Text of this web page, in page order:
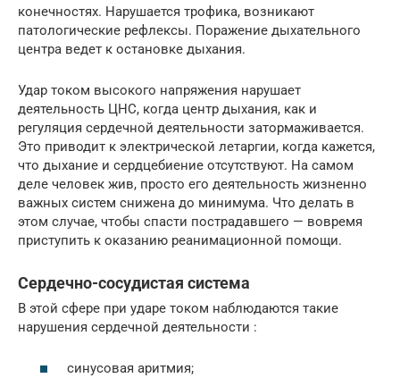
конечностях. Нарушается трофика, возникают
патологические рефлексы. Поражение дыхательного
центра ведет к остановке дыхания.
Удар током высокого напряжения нарушает
деятельность ЦНС, когда центр дыхания, как и
регуляция сердечной деятельности затормаживается.
Это приводит к электрической летаргии, когда кажется,
что дыхание и сердцебиение отсутствуют. На самом
деле человек жив, просто его деятельность жизненно
важных систем снижена до минимума. Что делать в
этом случае, чтобы спасти пострадавшего — вовремя
приступить к оказанию реанимационной помощи.
Сердечно-сосудистая система
В этой сфере при ударе током наблюдаются такие
нарушения сердечной деятельности :
синусовая аритмия;